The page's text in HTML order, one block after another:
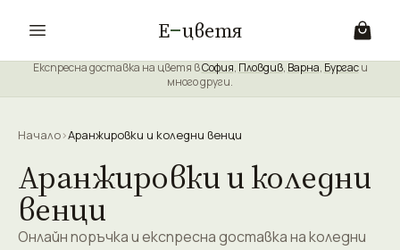
Е цветя
Експресна доставка на цветя вСофия, Пловдив, Варна, Бургаси
много други.
Начало›Аранжировки и коледни венци
Аранжировки и коледни
венци
Онлайн поръчка и експресна доставка на коледни